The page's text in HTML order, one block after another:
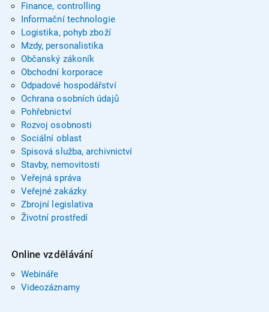
Finance, controlling
Informační technologie
Logistika, pohyb zboží
Mzdy, personalistika
Občanský zákoník
Obchodní korporace
Odpadové hospodářství
Ochrana osobních údajů
Pohřebnictví
Rozvoj osobnosti
Sociální oblast
Spisová služba, archivnictví
Stavby, nemovitosti
Veřejná správa
Veřejné zakázky
Zbrojní legislativa
Životní prostředí
Online vzdělávání
Webináře
Videozáznamy